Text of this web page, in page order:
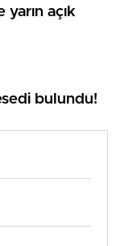
açık
bulundu!